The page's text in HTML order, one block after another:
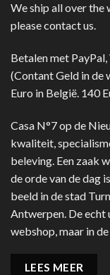
We ship all over the
please contact us.
Betalen met
(Contant Geld in de
Euro in België. 140
Casa N°7 op de
kwaliteit,
beleving. Een zaak
de orde van de dag
beeld in de stad
Antwerpen. De echt
webshop, maar in
LEES MEER